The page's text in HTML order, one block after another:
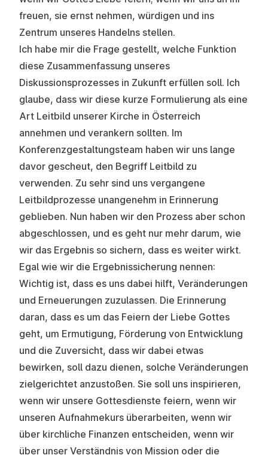
freuen, sie ernst nehmen, würdigen und ins
Zentrum unseres Handelns stellen.
Ich habe mir die Frage gestellt, welche Funktion
diese Zusammenfassung unseres
Diskussionsprozesses in Zukunft erfüllen soll. Ich
glaube, dass wir diese kurze Formulierung als eine
Art Leitbild unserer Kirche in Österreich
annehmen und verankern sollten. Im
Konferenzgestaltungsteam haben wir uns lange
davor gescheut, den Begriff Leitbild zu
verwenden. Zu sehr sind uns vergangene
Leitbildprozesse unangenehm in Erinnerung
geblieben. Nun haben wir den Prozess aber schon
abgeschlossen, und es geht nur mehr darum, wie
wir das Ergebnis so sichern, dass es weiter wirkt.
Egal wie wir die Ergebnissicherung nennen:
Wichtig ist, dass es uns dabei hilft, Veränderungen
und Erneuerungen zuzulassen. Die Erinnerung
daran, dass es um das Feiern der Liebe Gottes
geht, um Ermutigung, Förderung von Entwicklung
und die Zuversicht, dass wir dabei etwas
bewirken, soll dazu dienen, solche Veränderungen
zielgerichtet anzustoßen. Sie soll uns inspirieren,
wenn wir unsere Gottesdienste feiern, wenn wir
unseren Aufnahmekurs überarbeiten, wenn wir
über kirchliche Finanzen entscheiden, wenn wir
über unser Verständnis von Mission oder die